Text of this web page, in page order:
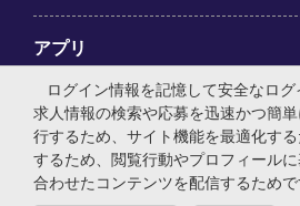
アプリ
Employer Centre
ログイン情報を記憶して安全なログ
求人情報の検索や応募を迅速かつ簡
行するため、サイト機能を最適化す
するため、閲覧行動やプロフィール
合わせたコンテンツを配信するためで